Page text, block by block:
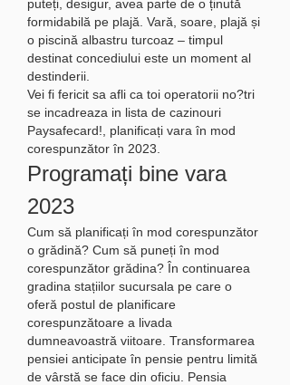
puteți, desigur, avea parte de o ținută
formidabilă pe plajă. Vară, soare, plajă și
o piscină albastru turcoaz – timpul
destinat concediului este un moment al
destinderii.
Vei fi fericit sa afli ca toi operatorii no?tri
se incadreaza in lista de cazinouri
Paysafecard!, planificați vara în mod
corespunzător în 2023.
Programați bine vara
2023
Cum să planificați în mod corespunzător
o grădină? Cum să puneți în mod
corespunzător grădina? În continuarea
gradina stațiilor sucursala pe care o
oferă postul de planificare
corespunzătoare a livada
dumneavoastră viitoare. Transformarea
pensiei anticipate în pensie pentru limită
de vârstă se face din oficiu. Pensia